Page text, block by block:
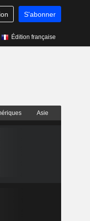
S'abonner
Édition française
Asie